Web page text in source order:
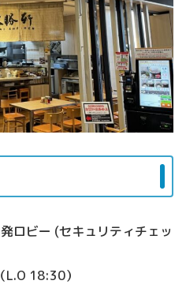
ロビー (セキュリティチェッ
18:30）